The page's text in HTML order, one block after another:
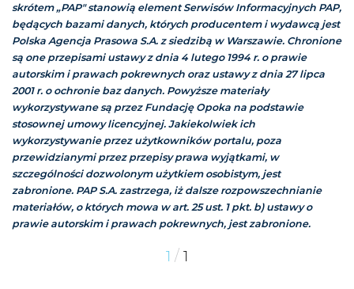
skrótem „PAP" stanowią element Serwisów Informacyjnych PAP,
będących bazami danych, których producentem i wydawcą jest
Polska Agencja Prasowa S.A. z siedzibą w Warszawie. Chronione
są one przepisami ustawy z dnia 4 lutego 1994 r. o prawie
autorskim i prawach pokrewnych oraz ustawy z dnia 27 lipca
2001 r. o ochronie baz danych. Powyższe materiały
wykorzystywane są przez Fundację Opoka na podstawie
stosownej umowy licencyjnej. Jakiekolwiek ich
wykorzystywanie przez użytkowników portalu, poza
przewidzianymi przez przepisy prawa wyjątkami, w
szczególności dozwolonym użytkiem osobistym, jest
zabronione. PAP S.A. zastrzega, iż dalsze rozpowszechnianie
materiałów, o których mowa w art. 25 ust. 1 pkt. b) ustawy o
prawie autorskim i prawach pokrewnych, jest zabronione.
1 / 1